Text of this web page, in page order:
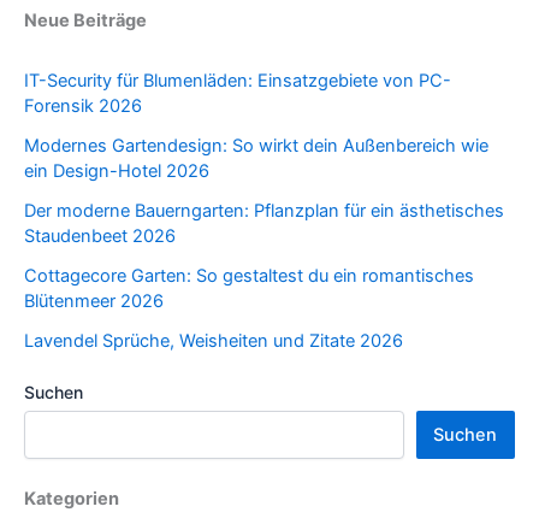
Neue Beiträge
IT-Security für Blumenläden: Einsatzgebiete von PC-
Forensik 2026
Modernes Gartendesign: So wirkt dein Außenbereich wie
ein Design-Hotel 2026
Der moderne Bauerngarten: Pflanzplan für ein ästhetisches
Staudenbeet 2026
Cottagecore Garten: So gestaltest du ein romantisches
Blütenmeer 2026
Lavendel Sprüche, Weisheiten und Zitate 2026
Suchen
Suchen
Kategorien